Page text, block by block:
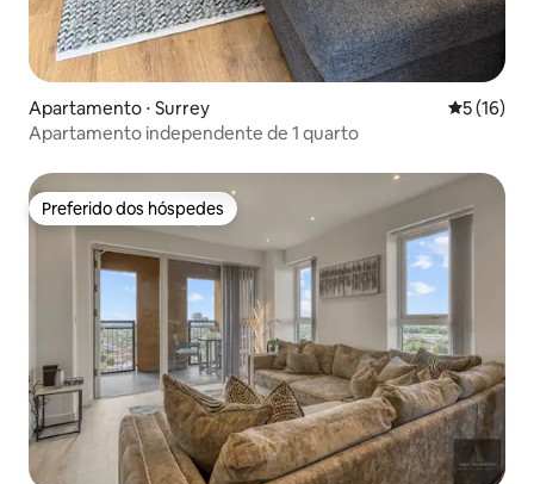
Apartamento ⋅ Surrey 5 de uma
5 (16)
Apartamento independente de 1 quarto
Preferido dos hóspedes
Preferido dos hóspedes